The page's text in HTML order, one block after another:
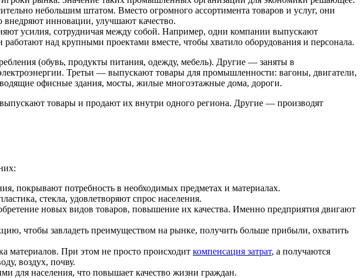
небольшим штатом. Вместо огромного ассортимента товаров и услуг, они
внедряют инновации, улучшают качество.
усилия, сотрудничая между собой. Например, одни компании выпускают
над крупными проектами вместе, чтобы хватило оборудования и персонала.
(обувь, продукты питания, одежду, мебель). Другие ― заняты в
Третьи ― выпускают товары для промышленности: вагоны, двигатели,
офисные здания, мосты, жилые многоэтажные дома, дороги.
товары и продают их внутри одного региона. Другие ― производят
покрывают потребность в необходимых предметах и материалах.
стекла, удовлетворяют спрос населения.
новых видов товаров, повышение их качества. Именно предприятия двигают
чтобы завладеть преимуществом на рынке, получить больше прибыли, охватить
материалов. При этом не просто происходит компенсация затрат, а получаются
воздух, почву.
для населения, что повышает качество жизни граждан.